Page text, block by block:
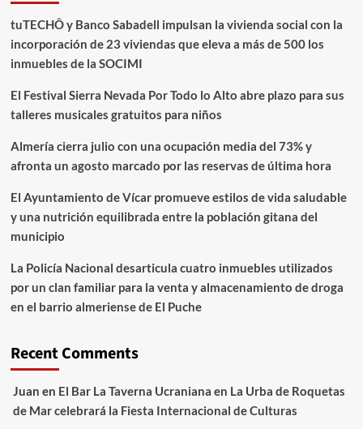
tuTECHÔ y Banco Sabadell impulsan la vivienda social con la
incorporación de 23 viviendas que eleva a más de 500 los
inmuebles de la SOCIMI
El Festival Sierra Nevada Por Todo lo Alto abre plazo para sus
talleres musicales gratuitos para niños
Almería cierra julio con una ocupación media del 73% y
afronta un agosto marcado por las reservas de última hora
El Ayuntamiento de Vícar promueve estilos de vida saludable
y una nutrición equilibrada entre la población gitana del
municipio
La Policía Nacional desarticula cuatro inmuebles utilizados
por un clan familiar para la venta y almacenamiento de droga
en el barrio almeriense de El Puche
Recent Comments
Juan en El Bar La Taverna Ucraniana en La Urba de Roquetas
de Mar celebrará la Fiesta Internacional de Culturas